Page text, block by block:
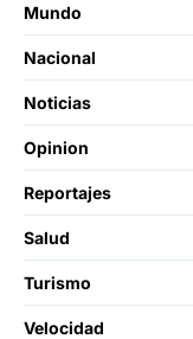
Mundo
Nacional
Noticias
Opinion
Reportajes
Salud
Turismo
Velocidad